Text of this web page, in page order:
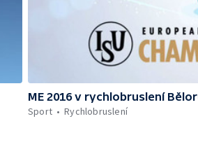
ME 2016 v rychlobruslení
Sport
Rychlobruslení